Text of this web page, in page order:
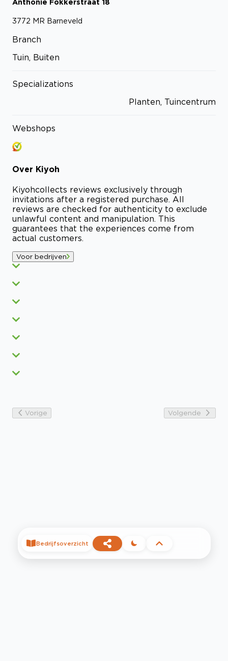
Anthonie Fokkerstraat 18
3772 MR Barneveld
Branch
Tuin, Buiten
Specializations
Planten, Tuincentrum
Webshops
Over Kiyoh
Kiyohcollects reviews exclusively through
invitations after a registered purchase. All
reviews are checked for authenticity to exclude
unlawful content and manipulation. This
guarantees that the experiences come from
actual customers.
Voor bedrijven
Vorige Volgende
Bedrijfsoverzicht